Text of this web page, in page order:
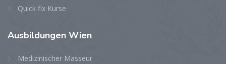
Quick fix Kurse
Ausbildungen Wien
Medizinischer Masseur